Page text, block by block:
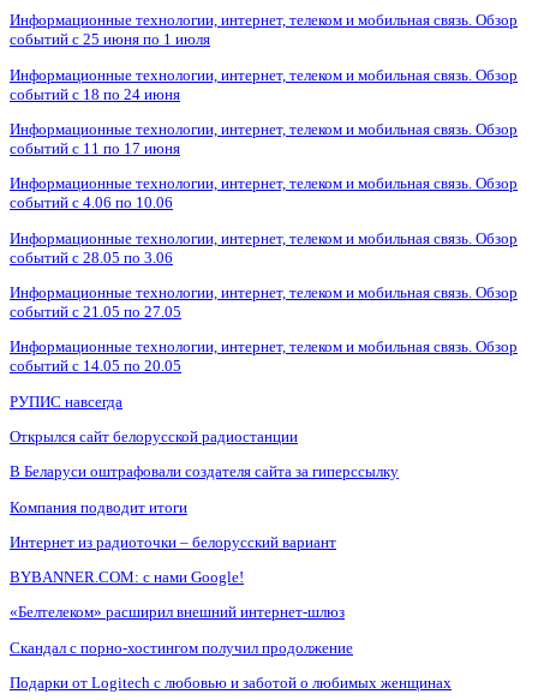
Информационные технологии, интернет, телеком и мобильная связь. Обзор
событий с 25 июня по 1 июля
Информационные технологии, интернет, телеком и мобильная связь. Обзор
событий с 18 по 24 июня
Информационные технологии, интернет, телеком и мобильная связь. Обзор
событий с 11 по 17 июня
Информационные технологии, интернет, телеком и мобильная связь. Обзор
событий с 4.06 по 10.06
Информационные технологии, интернет, телеком и мобильная связь. Обзор
событий с 28.05 по 3.06
Информационные технологии, интернет, телеком и мобильная связь. Обзор
событий с 21.05 по 27.05
Информационные технологии, интернет, телеком и мобильная связь. Обзор
событий с 14.05 по 20.05
РУПИС навсегда
Открылся сайт белорусской радиостанции
В Беларуси оштрафовали создателя сайта за гиперссылку
Компания подводит итоги
Интернет из радиоточки – белорусский вариант
BYBANNER.COM: c нами Google!
«Белтелеком» расширил внешний интернет-шлюз
Скандал с порно-хостингом получил продолжение
Подарки от Logitech с любовью и заботой о любимых женщинах